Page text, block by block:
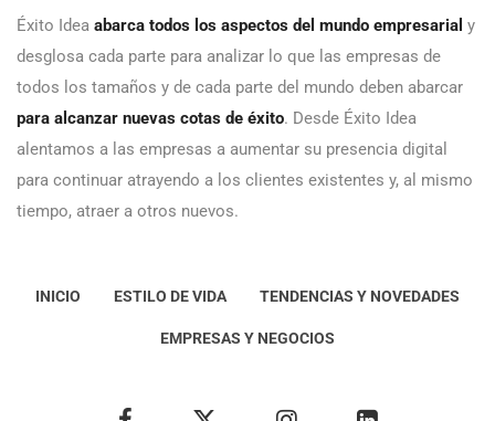
Éxito Idea abarca todos los aspectos del mundo empresarial y
desglosa cada parte para analizar lo que las empresas de
todos los tamaños y de cada parte del mundo deben abarcar
para alcanzar nuevas cotas de éxito. Desde Éxito Idea
alentamos a las empresas a aumentar su presencia digital
para continuar atrayendo a los clientes existentes y, al mismo
tiempo, atraer a otros nuevos.
INICIO ESTILO DE VIDA TENDENCIAS Y NOVEDADES
EMPRESAS Y NEGOCIOS